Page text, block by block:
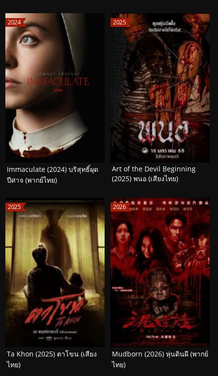
2024
Immaculate (2024) บริสุทธิ์ผุด
ปีศาจ (พากย์ไทย)
2025
Art of the Devil Beginning
(2025) พนอ (เสียงไทย)
2025
Ta Khon (2025) ตาโขน (เสียง
ไทย)
2026
Mudborn (2026) หุ่นดินผี (พากย์
ไทย)